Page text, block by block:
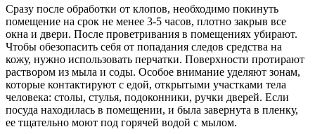
Сразу после обработки от клопов, необходимо покинуть
помещение на срок не менее 3-5 часов, плотно закрыв все
окна и двери. После проветривания в помещениях убирают.
Чтобы обезопасить себя от попадания следов средства на
кожу, нужно использовать перчатки. Поверхности протирают
раствором из мыла и соды. Особое внимание уделяют зонам,
которые контактируют с едой, открытыми участками тела
человека: столы, стулья, подоконники, ручки дверей. Если
посуда находилась в помещении, и была завернута в пленку,
ее тщательно моют под горячей водой с мылом.